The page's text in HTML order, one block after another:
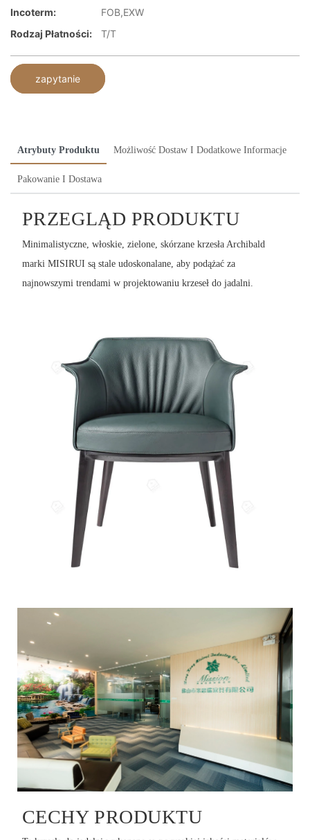
Incoterm:
FOB,EXW
Rodzaj Płatności:
T/T
zapytanie
Atrybuty Produktu Możliwość Dostaw I Dodatkowe Informacje
Pakowanie I Dostawa
PRZEGLĄD PRODUKTU
Minimalistyczne, włoskie, zielone, skórzane krzesła Archibald
marki MISIRUI są stale udoskonalane, aby podążać za
najnowszymi trendami w projektowaniu krzeseł do jadalni.
CECHY PRODUKTU